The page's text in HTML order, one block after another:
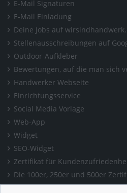
E-Mail Signaturen
E-Mail Einladung
Deine Jobs auf
Stellenausschreibungen auf
Outdoor-Aufkleber
Bewertungen, auf die man sich
Handwerker Webseite
Einrichtungsservice
Social Media Vorlage
Web-App
Widget
SEO-Widget
Zertifikat für
Die 100er, 250er und 500er
Presse & Wissen